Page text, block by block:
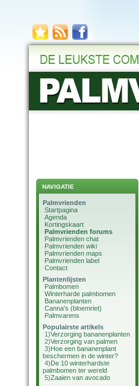
NAVIGATIE
Palmvrienden
Startpagina
Agenda
Kortingskaart
Palmvrienden forums
Palmvrienden chat
Palmvrienden wiki
Palmvrienden maps
Palmvrienden label
Contact
Plantenlijsten
Palmbomen
Winterharde palmbomen
Bananenplanten
Canna's (bloemriet)
Palmvarens
Populairste artikels
1)Verzorging bananenplanten
2)Verzorging van palmen
3)Hoe een bananenplant
beschermen in de winter?
4)De 10 winterhardste
palmbomen ter wereld
5)Zaaien van avocado